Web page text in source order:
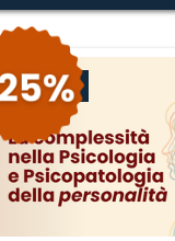
CONVEGNO